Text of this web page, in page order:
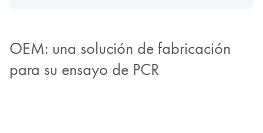
OEM: una solución de fabricación
para su ensayo de PCR